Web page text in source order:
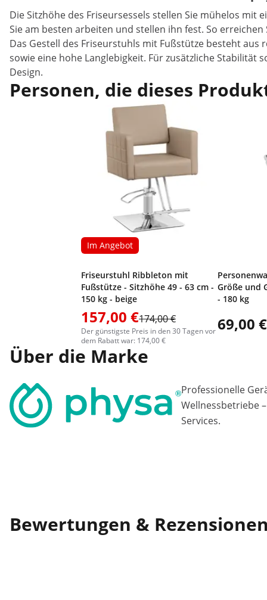
Die Sitzhöhe des Friseursessels stellen Sie mühelos mit
Sie am besten arbeiten und stellen ihn fest. So
Das Gestell des Friseurstuhls mit Fußstütze besteht
sowie eine hohe Langlebigkeit. Für zusätzliche
Design.
Personen, die dieses
Im Angebot
Friseurstuhl Ribbleton mit
Fußstütze - Sitzhöhe 49 - 63 cm -
150 kg - beige
157,00 €174,00 €
Der günstigste Preis in den 30 Tagen vor
dem Rabatt war: 174,00 €
Größe und
- 180 kg
69,00 €
Über die Marke
Professionelle
Wellnessbetriebe
Services.
Bewertungen & Rezensionen